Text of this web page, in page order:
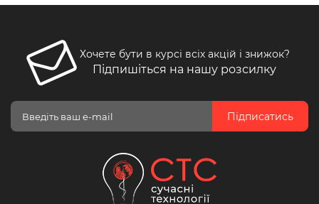
Хочете бути в курсі всіх акцій і знижок?
Підпишіться на нашу розсилку
Підписатись